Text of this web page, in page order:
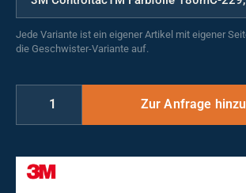
Jede Variante ist ein eigener Artikel mit eigener
die Geschwister-Variante auf.